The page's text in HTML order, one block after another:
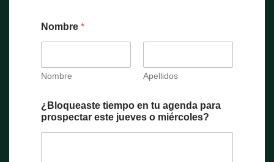
Nombre *
Nombre Apellidos
¿Bloqueaste tiempo en tu agenda para
prospectar este jueves o miércoles?